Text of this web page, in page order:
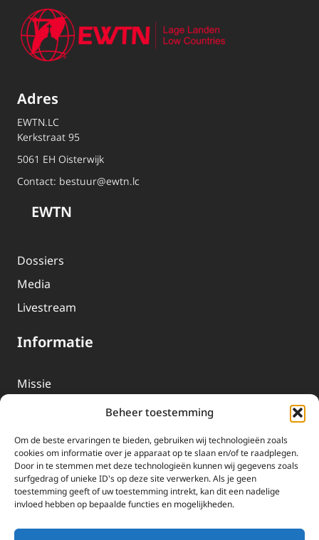
Beheer toestemming
Om de beste ervaringen te bieden, gebruiken wij technologieën zoals
cookies om informatie over je apparaat op te slaan en/of te raadplegen.
Door in te stemmen met deze technologieën kunnen wij gegevens zoals
surfgedrag of unieke ID's op deze site verwerken. Als je geen
toestemming geeft of uw toestemming intrekt, kan dit een nadelige
invloed hebben op bepaalde functies en mogelijkheden.
Adres
EWTN.LC
Kerkstraat 95
5061 EH Oisterwijk
Contact: bestuur@ewtn.lc
EWTN
Dossiers
Media
Livestream
Informatie
Missie
EWTN-Team
Organisatiegegevens
Doneren